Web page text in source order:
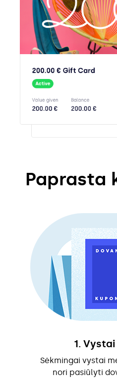
Paprasta
1.
Sėkmingai vystai
nori pasiūlyti